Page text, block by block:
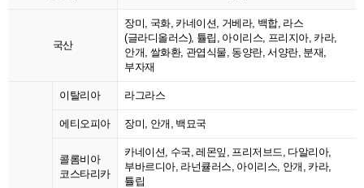
국산
장미, 국화, 카네이션, 거베라, 백합, 라스
(글라디올러스), 튤립, 아이리스, 프리지아, 카라,
안개, 쌀화환, 관엽식물, 동양란, 서양란, 분재,
부자재
이탈리아 라그라스
에티오피아 장미, 안개, 백묘국
콜롬비아
코스타리카
카네이션, 수국, 레몬잎, 프리저브드, 다알리아,
부바르디아, 라넌큘러스, 아이리스, 안개, 카라,
튤립